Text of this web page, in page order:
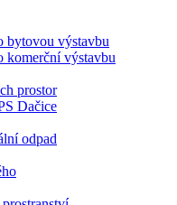
bytovou výstavbu
komerční výstavbu
prostor
Dačice
odpad